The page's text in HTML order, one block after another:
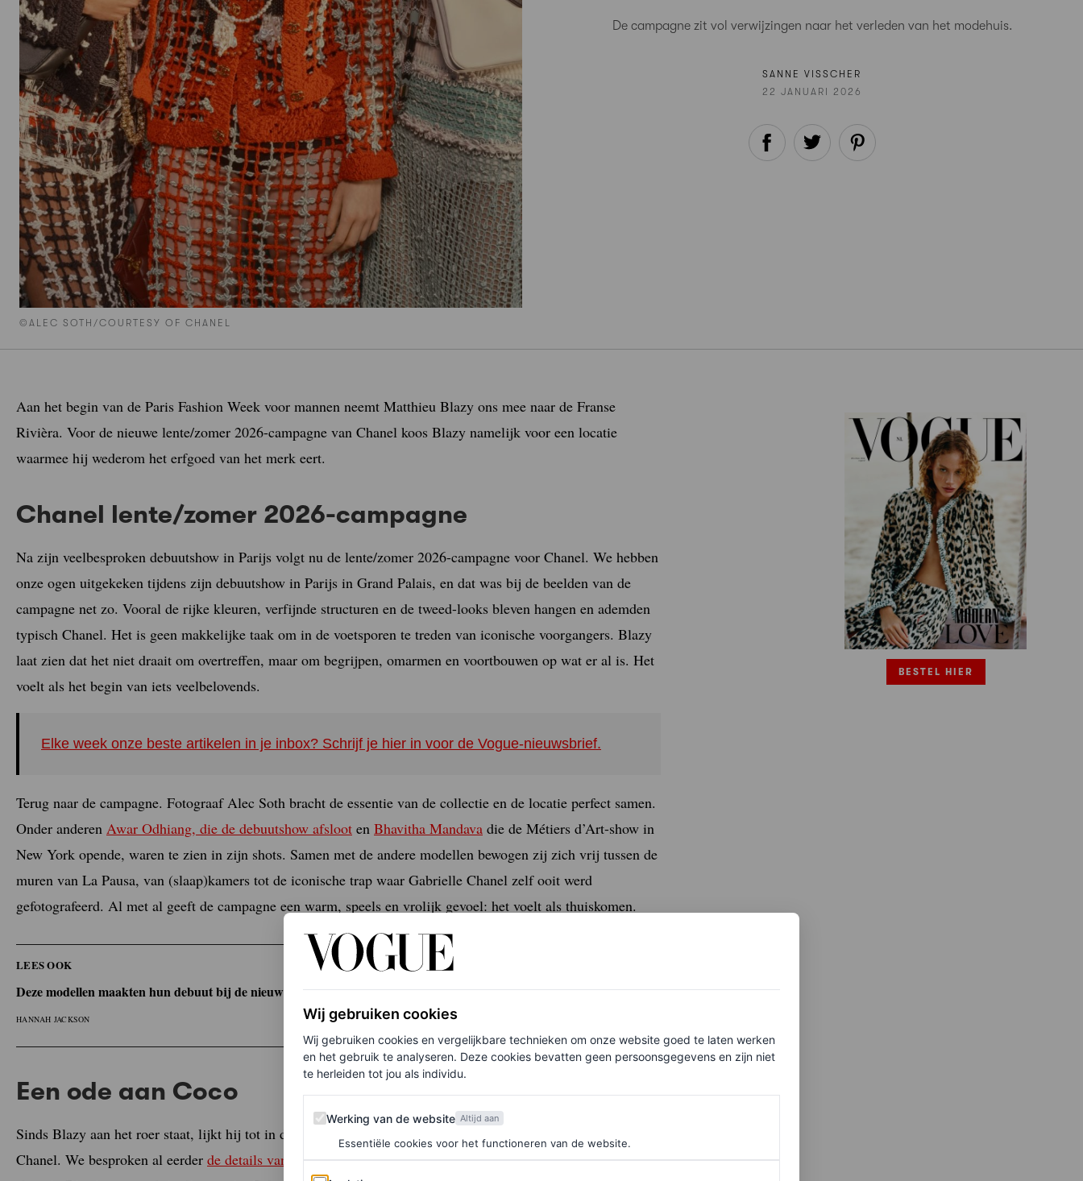
©ALEC SOTH/COURTESY OF CHANEL
De campagne zit vol verwijzingen naar het verleden van het modehuis.
SANNE VISSCHER
22 JANUARI 2026
Aan het begin van de Paris Fashion Week voor mannen neemt Matthieu Blazy ons mee naar de Franse
Rivièra. Voor de nieuwe lente/zomer 2026-campagne van Chanel koos Blazy namelijk voor een locatie
waarmee hij wederom het erfgoed van het merk eert.
Chanel lente/zomer 2026-campagne
Na zijn veelbesproken debuutshow in Parijs volgt nu de lente/zomer 2026-campagne voor Chanel. We hebben
onze ogen uitgekeken tijdens zijn debuutshow in Parijs in Grand Palais, en dat was bij de beelden van de
campagne net zo. Vooral de rijke kleuren, verfijnde structuren en de tweed-looks bleven hangen en ademden
typisch Chanel. Het is geen makkelijke taak om in de voetsporen te treden van iconische voorgangers. Blazy
laat zien dat het niet draait om overtreffen, maar om begrijpen, omarmen en voortbouwen op wat er al is. Het
voelt als het begin van iets veelbelovends.
Elke week onze beste artikelen in je inbox? Schrijf je hier in voor de Vogue-nieuwsbrief.
Terug naar de campagne. Fotograaf Alec Soth bracht de essentie van de collectie en de locatie perfect samen.
Onder anderen Awar Odhiang, die de debuutshow afsloot en Bhavitha Mandava die de Métiers d’Art-show in
New York opende, waren te zien in zijn shots. Samen met de andere modellen bewogen zij zich vrij tussen de
muren van La Pausa, van (slaap)kamers tot de iconische trap waar Gabrielle Chanel zelf ooit werd
gefotografeerd. Al met al geeft de campagne een warm, speels en vrolijk gevoel: het voelt als thuiskomen.
LEES OOK
Deze modellen maakten hun debuut bij de nieuwste Chanel-show
HANNAH JACKSON
Een ode aan Coco
Sinds Blazy aan het roer staat, lijkt hij tot in de kleinste details zijn respect te tonen voor de geschiedenis van
Chanel. We besproken al eerder de details van zijn debuutcollectie.De aankondiging van de Cruise 2027-
BESTEL HIER
Wij gebruiken cookies
Wij gebruiken cookies en vergelijkbare technieken om onze website goed te laten werken
en het gebruik te analyseren. Deze cookies bevatten geen persoonsgegevens en zijn niet
te herleiden tot jou als individu.
Werking van de website
Werking van de website Altijd aan
Essentiële cookies voor het functioneren van de website.
Analytics